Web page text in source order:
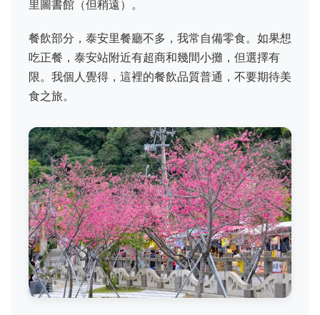
里圖書館（但稍遠）。
餐飲部分，泰安里餐廳不多，我常自備零食。如果想
吃正餐，泰安站附近有超商和幾間小攤，但選擇有
限。我個人覺得，這裡的餐飲品質普通，不要期待美
食之旅。